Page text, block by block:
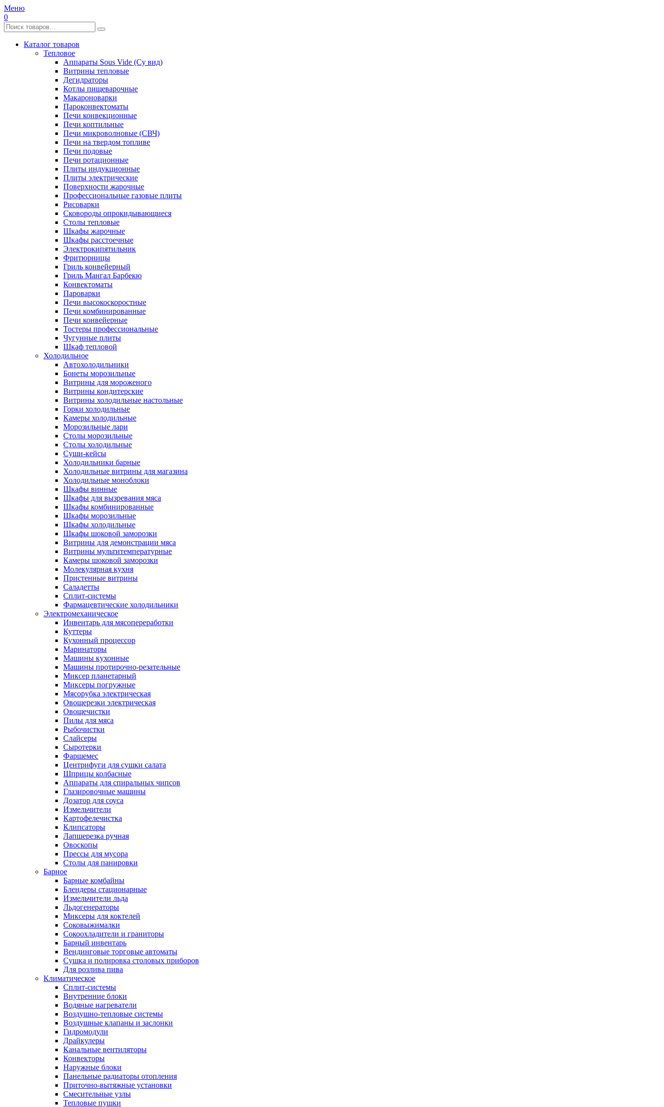
Меню
0
Каталог товаров
Тепловое
Аппараты Sous Vide (Су вид)
Витрины тепловые
Дегидраторы
Котлы пищеварочные
Макароноварки
Пароконвектоматы
Печи конвекционные
Печи коптильные
Печи микроволновые (СВЧ)
Печи на твердом топливе
Печи подовые
Печи ротационные
Плиты индукционные
Плиты электрические
Поверхности жарочные
Профессиональные газовые плиты
Рисоварки
Сковороды опрокидывающиеся
Столы тепловые
Шкафы жарочные
Шкафы расстоечные
Электрокипятильник
Фритюрницы
Гриль конвейерный
Гриль Мангал Барбекю
Конвектоматы
Пароварки
Печи высокоскоростные
Печи комбинированные
Печи конвейерные
Тостеры профессиональные
Чугунные плиты
Шкаф тепловой
Холодильное
Автохолодильники
Бонеты морозильные
Витрины для мороженого
Витрины кондитерские
Витрины холодильные настольные
Горки холодильные
Камеры холодильные
Морозильные лари
Столы морозильные
Столы холодильные
Суши-кейсы
Холодильники барные
Холодильные витрины для магазина
Холодильные моноблоки
Шкафы винные
Шкафы для вызревания мяса
Шкафы комбинированные
Шкафы морозильные
Шкафы холодильные
Шкафы шоковой заморозки
Витрины для демонстрации мяса
Витрины мультитемпературные
Камеры шоковой заморозки
Молекулярная кухня
Пристенные витрины
Саладетты
Сплит-системы
Фармацевтические холодильники
Электромеханическое
Инвентарь для мясопереработки
Куттеры
Кухонный процессор
Маринаторы
Машины кухонные
Машины протирочно-резательные
Миксер планетарный
Миксеры погружные
Мясорубка электрическая
Овощерезки электрическая
Овощечистки
Пилы для мяса
Рыбочистки
Слайсеры
Сыротерки
Фаршемес
Центрифуги для сушки салата
Шприцы колбасные
Аппараты для спиральных чипсов
Глазировочные машины
Дозатор для соуса
Измельчители
Картофелечистка
Клипсаторы
Лапшерезка ручная
Овоскопы
Прессы для мусора
Столы для панировки
Барное
Барные комбайны
Блендеры стационарные
Измельчители льда
Льдогенераторы
Миксеры для коктелей
Соковыжималки
Сокоохладители и граниторы
Барный инвентарь
Вендинговые торговые автоматы
Сушка и полировка столовых приборов
Для розлива пива
Климатическое
Сплит-системы
Внутренние блоки
Водяные нагреватели
Воздушно-тепловые системы
Воздушные клапаны и заслонки
Гидромодули
Драйкулеры
Канальные вентиляторы
Конвекторы
Наружные блоки
Панельные радиаторы отопления
Приточно-вытяжные установки
Смесительные узлы
Тепловые пушки